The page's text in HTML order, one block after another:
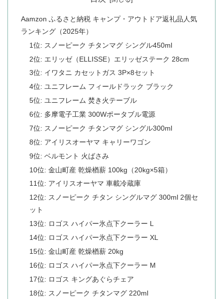
Aamzon ふるさと納税 キャンプ・アウトドア返礼品人気
ランキング（2025年）
1位: スノーピーク チタンマグ シングル450ml
2位: エリッゼ（ELLISSE）エリッゼステーク 28cm
3位: イワタニ カセットガス 3P×8セット
4位: ユニフレーム フィールドラック ブラック
5位: ユニフレーム 焚き火テーブル
6位: 多摩電子工業 300Wポータブル電源
7位: スノーピーク チタンマグ シングル300ml
8位: アイリスオーヤマ キャリーワゴン
9位: ベルモント 火ばさみ
10位: 金山町産 乾燥楢薪 100kg（20kg×5箱）
11位: アイリスオーヤマ 車載冷蔵庫
12位: スノーピーク チタン シングルマグ 300ml 2個セ
ット
13位: ロゴス ハイパー氷点下クーラー L
14位: ロゴス ハイパー氷点下クーラー XL
15位: 金山町産 乾燥楢薪 20kg
16位: ロゴス ハイパー氷点下クーラー M
17位: ロゴス キングあぐらチェア
18位: スノーピーク チタンマグ 220ml